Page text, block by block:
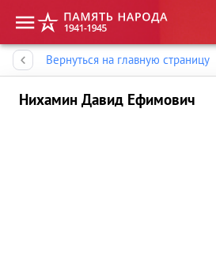
Вернуться на главную страницу
Нихамин Давид Ефимович
Память народа